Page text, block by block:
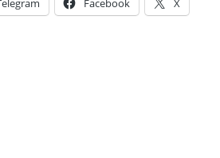
Facebook X